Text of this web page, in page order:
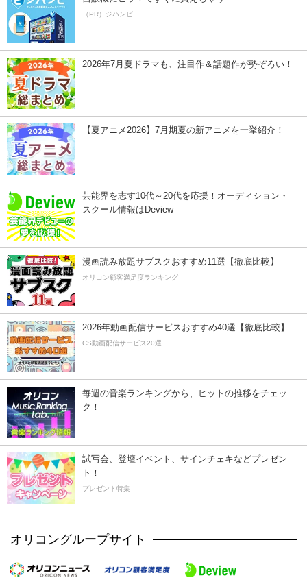
（PR）ジハンピ
2026年7月夏ドラマも、注目作＆話題作が勢ぞろい！
【夏アニメ2026】7月期夏の新アニメを一挙紹介！
芸能界を志す10代～20代を応援！オーディション・
スクール情報はDeview
漫画読み放題サブスクおすすめ11選【徹底比較】
オリコン顧客満足度ランキング
2026年動画配信サービスおすすめ40選【徹底比較】
CS動画配信サービス20選
毎週の音楽ランキングから、ヒットの推移をチェッ
ク！
試写会、登壇イベント、サインチェキなどプレゼン
ト！
プレゼント特集
オリコングループサイト